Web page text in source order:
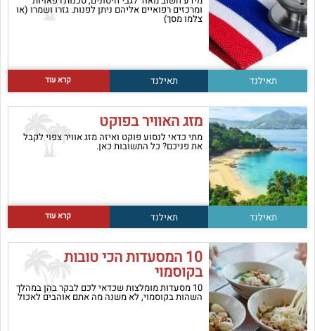
ומרכזים רפואיים אליהם ניתן לפנות. גזרו ושמרו (או
צלמו מסך)
תאילנד תאילנד קרא עוד
מזג האוויר בפוקט
מתי כדאי לנסוע פוקט ואיזה מזג אוויר צפוי לקבל
את פניכם? כל התשובות כאן.
תאילנד תאילנד קרא עוד
10 המסעדות הכי טובות
בקוסמוי
10 מסעדות מומלצות שכדאי לכם לבקר בהן במהלך
השהות בקוסמוי, לא משנה מה אתם אוהבים לאכול